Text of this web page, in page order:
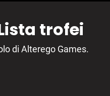
trofei
di Alterego Games.